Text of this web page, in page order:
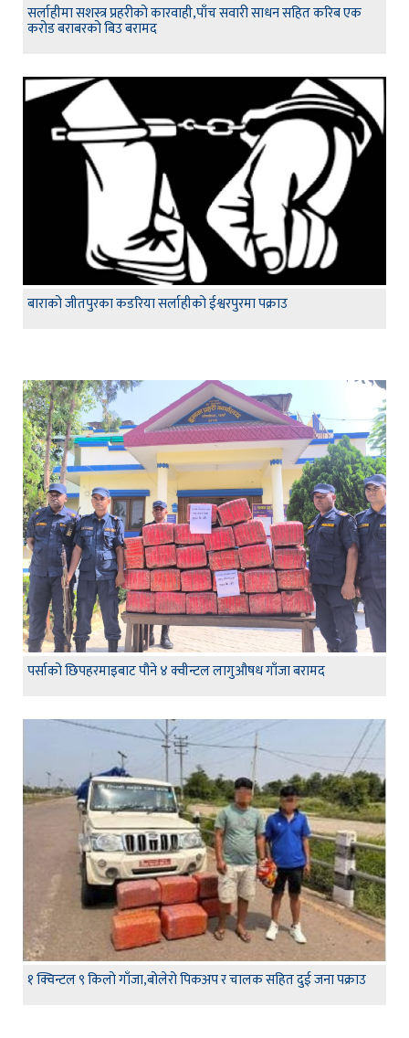
सर्लाहीमा सशस्त्र प्रहरीको कारवाही,पाँच सवारी साधन सहित करिब एक
करोड बराबरको बिउ बरामद
बाराको जीतपुरका कडरिया सर्लाहीको ईश्वरपुरमा पक्राउ
पर्साको छिपहरमाइबाट पौने ४ क्वीन्टल लागुऔषध गाँजा बरामद
१ क्विन्टल ९ किलो गाँजा,बोलेरो पिकअप र चालक सहित दुई जना पक्राउ